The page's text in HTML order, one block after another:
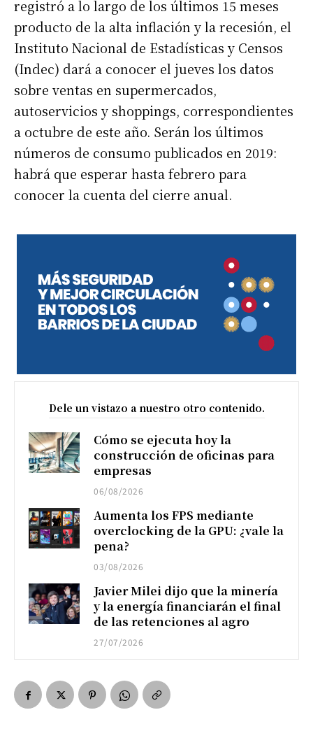
registró a lo largo de los últimos 15 meses
producto de la alta inflación y la recesión, el
Instituto Nacional de Estadísticas y Censos
(Indec) dará a conocer el jueves los datos
sobre ventas en supermercados,
autoservicios y shoppings, correspondientes
a octubre de este año. Serán los últimos
números de consumo publicados en 2019:
habrá que esperar hasta febrero para
conocer la cuenta del cierre anual.
Dele un vistazo a nuestro otro contenido.
Cómo se ejecuta hoy la
construcción de oficinas para
empresas
06/08/2026
Aumenta los FPS mediante
overclocking de la GPU: ¿vale la
pena?
03/08/2026
Javier Milei dijo que la minería
y la energía financiarán el final
de las retenciones al agro
27/07/2026